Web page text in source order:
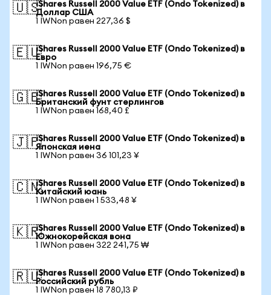
🇺🇸iShares Russell 2000 Value ETF (Ondo Tokenized) в
Доллар США
1 IWNon равен 227,36 $
🇪🇺iShares Russell 2000 Value ETF (Ondo Tokenized) в
Евро
1 IWNon равен 196,75 €
🇬🇧iShares Russell 2000 Value ETF (Ondo Tokenized) в
Британский фунт стерлингов
1 IWNon равен 168,40 £
🇯🇵iShares Russell 2000 Value ETF (Ondo Tokenized) в
Японская иена
1 IWNon равен 36 101,23 ¥
🇨🇳iShares Russell 2000 Value ETF (Ondo Tokenized) в
Китайский юань
1 IWNon равен 1 533,48 ¥
🇰🇷iShares Russell 2000 Value ETF (Ondo Tokenized) в
Южнокорейская вона
1 IWNon равен 322 241,75 ₩
🇷🇺iShares Russell 2000 Value ETF (Ondo Tokenized) в
Российский рубль
1 IWNon равен 18 780,13 ₽